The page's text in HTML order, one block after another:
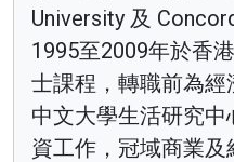
University 及
1995至2009年於香
士課程，轉職前為
中文大學生活研究
資工作，冠域商業